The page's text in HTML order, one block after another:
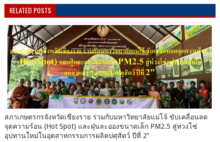
RELATED POSTS
สภาเกษตรกรจังหวัดเชียงราย ร่วมกับมหาวิทยาลัยแม่โจ้ ขับเคลื่อนลด
จุดความร้อน (Hot Spot) และฝุ่นละอองขนาดเล็ก PM2.5 สู่ห่วงโซ่
อุปทานใหม่ในอุตสาหกรรมการผลิตปศุสัตว์ ปีที่ 2”